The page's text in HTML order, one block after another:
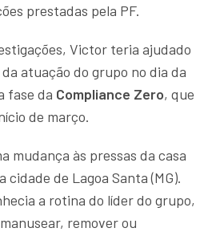
prestadas pela PF.
Victor teria ajudado
atuação do grupo no dia da
fase da Compliance Zero, que
de março.
mudança às pressas da casa
de Lagoa Santa (MG).
a rotina do líder do grupo,
remover ou